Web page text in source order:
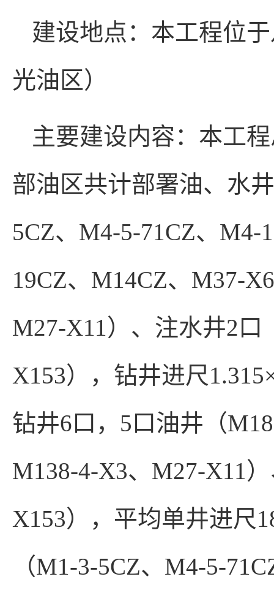
建设地点：本工程位
光油区）
主要建设内容：本工
部油区共计部署油、水
5CZ、M4-5-71CZ、M4-
19CZ、M14CZ、M37-
M27-X11）、注水井2口
X153），钻井进尺
钻井6口，5口油井（
M138-4-X3、M27-X11
X153），平均单井进尺
（M1-3-5CZ、M4-5-